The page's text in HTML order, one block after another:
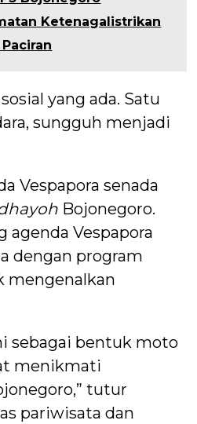
Ketenagalistrikan
yang ada. Satu
sungguh menjadi
Vespapora senada
Bojonegoro.
agenda Vespapora
dengan program
mengenalkan
sebagai bentuk moto
menikmati
tutur
pariwisata dan